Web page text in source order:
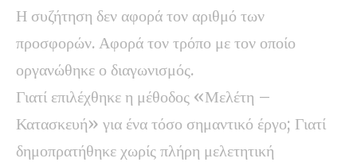
Η συζήτηση δεν αφορά τον αριθμό των
προσφορών. Αφορά τον τρόπο με τον οποίο
οργανώθηκε ο διαγωνισμός.
Γιατί επιλέχθηκε η μέθοδος «Μελέτη –
Κατασκευή» για ένα τόσο σημαντικό έργο; Γιατί
δημοπρατήθηκε χωρίς πλήρη μελετητική